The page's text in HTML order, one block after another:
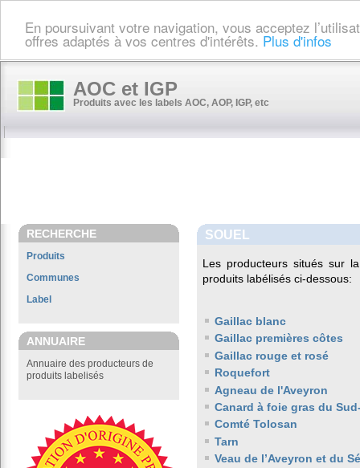
En poursuivant votre navigation, vous acceptez
offres adaptés à vos centres d'intérêts. Plus d'infos
AOC et IGP
Produits avec les labels AOC, AOP, IGP, etc
RECHERCHE
Produits
Communes
Label
ANNUAIRE
Annuaire des producteurs de
produits labelisés
SOUEL
Les producteurs situés sur
produits labélisés ci-dessous:
Gaillac blanc
Gaillac premières côtes
Gaillac rouge et rosé
Roquefort
Agneau de l'Aveyron
Canard à foie gras du
Comté Tolosan
Tarn
Veau de l’Aveyron et du